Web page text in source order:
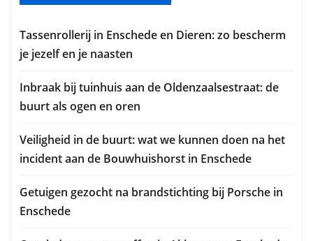
Tassenrollerij in Enschede en Dieren: zo bescherm
je jezelf en je naasten
Inbraak bij tuinhuis aan de Oldenzaalsestraat: de
buurt als ogen en oren
Veiligheid in de buurt: wat we kunnen doen na het
incident aan de Bouwhuishorst in Enschede
Getuigen gezocht na brandstichting bij Porsche in
Enschede